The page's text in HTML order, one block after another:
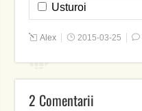
Usturoi
Alex 2015-03-25
2 Comentarii